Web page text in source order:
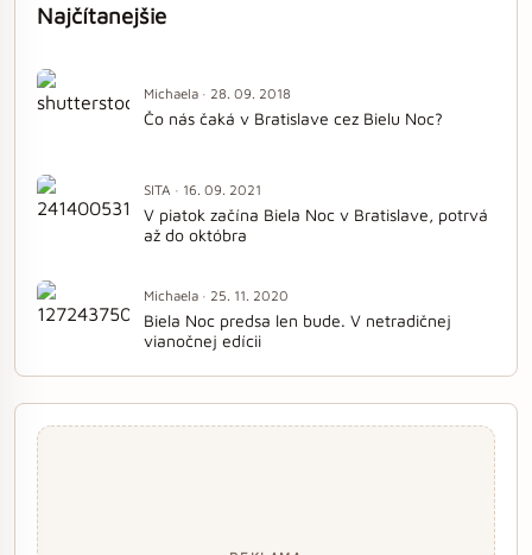
Najčítanejšie
Michaela · 28. 09. 2018
Čo nás čaká v Bratislave cez Bielu Noc?
SITA · 16. 09. 2021
V piatok začína Biela Noc v Bratislave, potrvá
až do októbra
Michaela · 25. 11. 2020
Biela Noc predsa len bude. V netradičnej
vianočnej edícii